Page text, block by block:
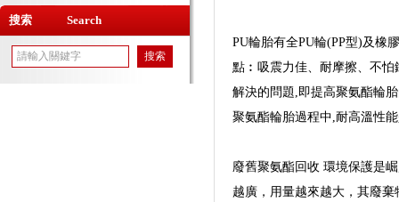
搜索 Search
PU輪胎有全PU輪(PP型)及橡
點︰吸震力佳、耐摩擦、不
解決的問題,即提高聚氨酯輪
聚氨酯輪胎過程中,耐高溫性
廢舊聚氨酯回收 環境保護是
越廣，用量越來越大，其廢